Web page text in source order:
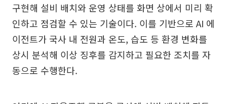
구현해 설비 배치와 운영 상태를 화면 상에서 미리 확
인하고 점검할 수 있는 기술이다. 이를 기반으로 AI 에
이전트가 국사 내 전원과 온도, 습도 등 환경 변화를
상시 분석해 이상 징후를 감지하고 필요한 조치를 자
동으로 수행한다.